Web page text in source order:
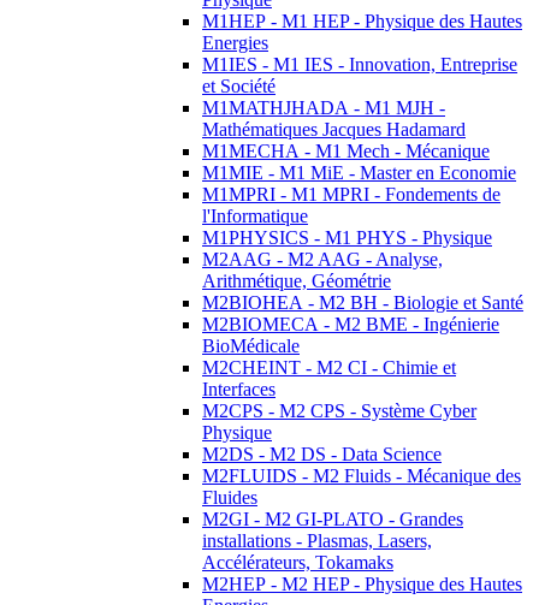
M1HEP - M1 HEP - Physique des Hautes
Energies
M1IES - M1 IES - Innovation, Entreprise
et Société
M1MATHJHADA - M1 MJH -
Mathématiques Jacques Hadamard
M1MECHA - M1 Mech - Mécanique
M1MIE - M1 MiE - Master en Economie
M1MPRI - M1 MPRI - Fondements de
l'Informatique
M1PHYSICS - M1 PHYS - Physique
M2AAG - M2 AAG - Analyse,
Arithmétique, Géométrie
M2BIOHEA - M2 BH - Biologie et Santé
M2BIOMECA - M2 BME - Ingénierie
BioMédicale
M2CHEINT - M2 CI - Chimie et
Interfaces
M2CPS - M2 CPS - Système Cyber
Physique
M2DS - M2 DS - Data Science
M2FLUIDS - M2 Fluids - Mécanique des
Fluides
M2GI - M2 GI-PLATO - Grandes
installations - Plasmas, Lasers,
Accélérateurs, Tokamaks
M2HEP - M2 HEP - Physique des Hautes